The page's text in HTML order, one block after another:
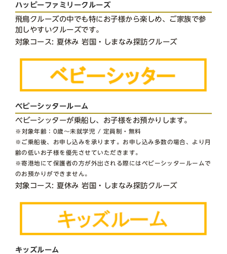
ハッピーファミリークルーズ
飛鳥クルーズの中でも特にお子様から楽しめ、ご家族で参
加しやすいクルーズです。
対象コース: 夏休み 岩国・しまなみ探訪クルーズ
ベビーシッタールーム
ベビーシッターが乗船し、お子様をお預かりします。
※対象年齢：0歳～未就学児 / 定員制・無料
※ご乗船後、お申し込みを承ります。お申し込み多数の場合、より月
齢の低いお子様を優先させていただきます。
※寄港地にて保護者の方が外出される際にはベビーシッタールームで
のお預かりができません。
対象コース: 夏休み 岩国・しまなみ探訪クルーズ
キッズルーム